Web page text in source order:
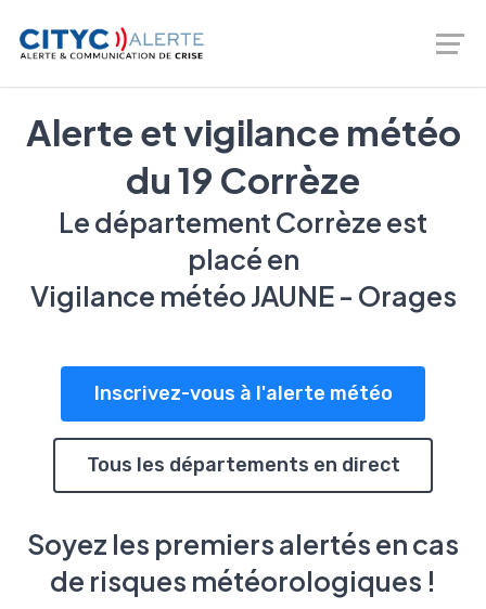
Téléalerte - Entreprises et Collectivités |
02 46 66 00 20
Alerte et vigilance météo
du 19 Corrèze
Le département Corrèze est
placé en
Vigilance météo JAUNE - Orages
Inscrivez-vous à l'alerte météo
Tous les départements en direct
Soyez les premiers alertés en cas
de risques météorologiques !